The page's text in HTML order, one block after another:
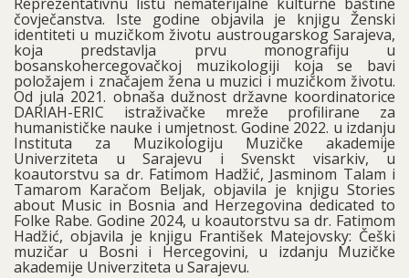
čovječanstva. Iste godine objavila je knjigu Ženski
identiteti u muzičkom životu austrougarskog Sarajeva,
koja predstavlja prvu monografiju u
bosanskohercegovačkoj muzikologiji koja se bavi
položajem i značajem žena u muzici i muzičkom životu.
Od jula 2021. obnaša dužnost državne koordinatorice
DARIAH-ERIC istraživačke mreže profilirane za
humanističke nauke i umjetnost. Godine 2022. u izdanju
Instituta za Muzikologiju Muzičke akademije
Univerziteta u Sarajevu i Svenskt visarkiv, u
koautorstvu sa dr. Fatimom Hadžić, Jasminom Talam i
Tamarom Karačom Beljak, objavila je knjigu Stories
about Music in Bosnia and Herzegovina dedicated to
Folke Rabe. Godine 2024, u koautorstvu sa dr. Fatimom
Hadžić, objavila je knjigu František Matejovsky: Češki
muzičar u Bosni i Hercegovini, u izdanju Muzičke
akademije Univerziteta u Sarajevu.